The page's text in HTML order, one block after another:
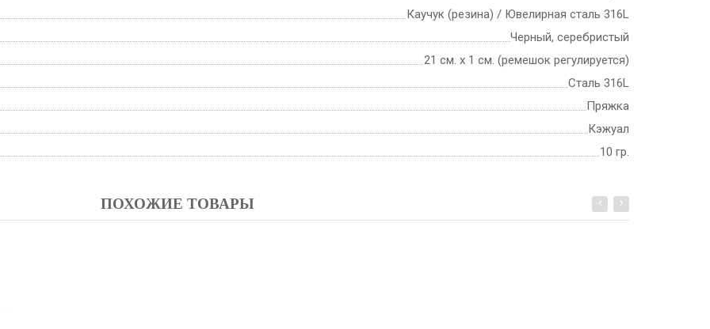
Каучук (резина) / Ювелирная сталь 316L
Черный, серебристый
21 см. х 1 см. (ремешок регулируется)
Сталь 316L
Пряжка
Кэжуал
10 гр.
ПОХОЖИЕ ТОВАРЫ